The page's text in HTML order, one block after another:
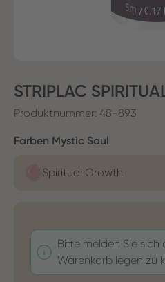
STRIPLAC
Produktnummer: 48-893
Farben Mystic Soul
Spiritual Growth
Bitte melden Sie sich
Warenkorb legen zu